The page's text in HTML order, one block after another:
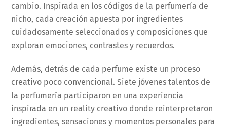
cambio. Inspirada en los códigos de la perfumería de
nicho, cada creación apuesta por ingredientes
cuidadosamente seleccionados y composiciones que
exploran emociones, contrastes y recuerdos.
Además, detrás de cada perfume existe un proceso
creativo poco convencional. Siete jóvenes talentos de
la perfumería participaron en una experiencia
inspirada en un reality creativo donde reinterpretaron
ingredientes, sensaciones y momentos personales para